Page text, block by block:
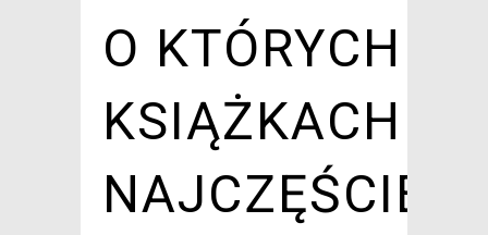
O KTÓRYCH
KSIĄŻKACH
NAJCZĘŚCIEJ